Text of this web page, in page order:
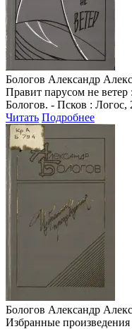
Бологов Александр
Правит парусом не
Бологов. - Псков : Логос,
Читать Подробнее
Бологов Александр
Избранные